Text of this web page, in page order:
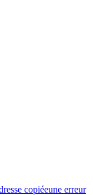
copiéeune erreur